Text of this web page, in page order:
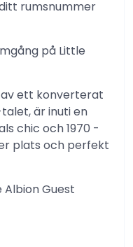
rumsnummer
på Little
ett konverterat
är inuti en
chic och 1970 -
plats och perfekt
Guest